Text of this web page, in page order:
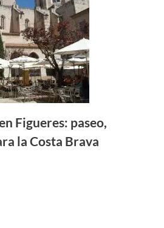
Figueres: paseo,
la Costa Brava